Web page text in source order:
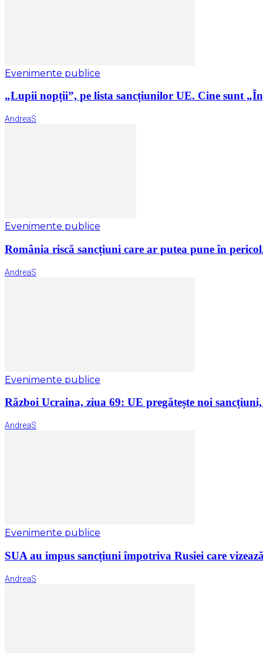
Evenimente publice
„Lupii nopții”, pe lista sancțiunilor UE. Cine sunt
AndreaS
Evenimente publice
România riscă sancțiuni care ar putea pune în
AndreaS
Evenimente publice
Război Ucraina, ziua 69: UE pregătește noi
AndreaS
Evenimente publice
SUA au impus sancțiuni împotriva Rusiei care
AndreaS